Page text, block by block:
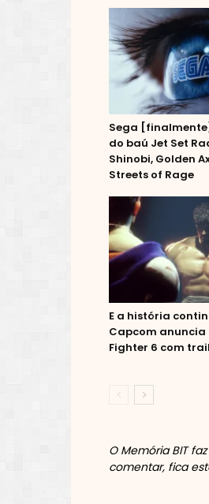
Sega
do baú Jet Set
Shinobi, Golden
Streets of Rage
E a história
Capcom anuncia
Fighter 6 com
O Memória BIT
comentar, fica